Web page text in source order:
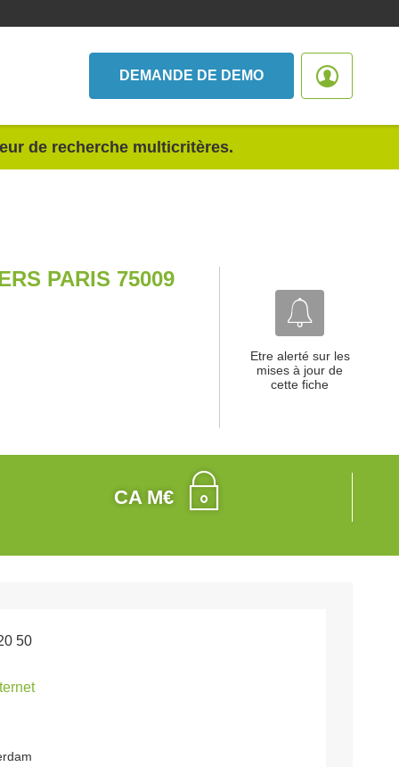
DEMANDE DE DEMO
de recherche multicritères.
PARIS 75009
Etre alerté sur les
mises à jour de
cette fiche
CA M€
50